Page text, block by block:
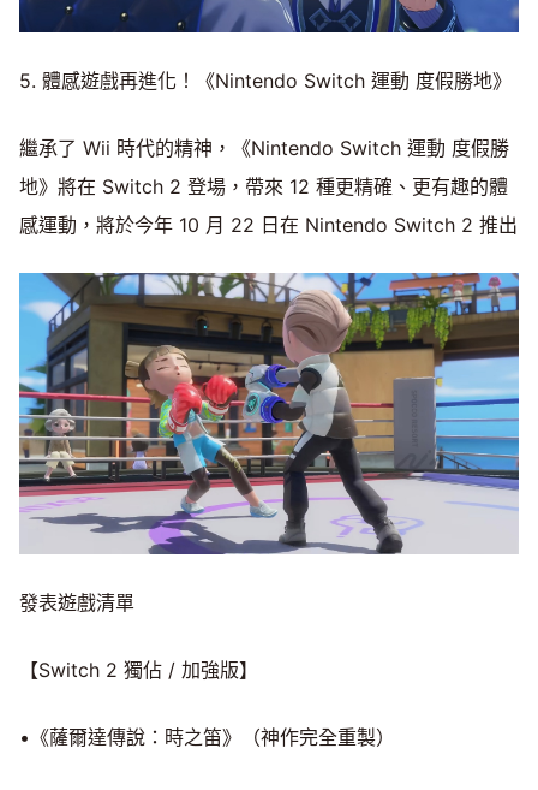
5. 體感遊戲再進化！《Nintendo Switch 運動 度假勝地》
繼承了 Wii 時代的精神，《Nintendo Switch 運動 度假勝
地》將在 Switch 2 登場，帶來 12 種更精確、更有趣的體
感運動，將於今年 10 月 22 日在 Nintendo Switch 2 推出
發表遊戲清單
【Switch 2 獨佔 / 加強版】
•《薩爾達傳說：時之笛》（神作完全重製）